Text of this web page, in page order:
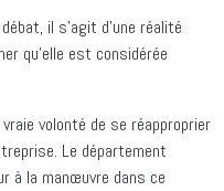
il s’agit d’une réalité
qu’elle est considérée
volonté de se réapproprier
Le département
à la manœuvre dans ce